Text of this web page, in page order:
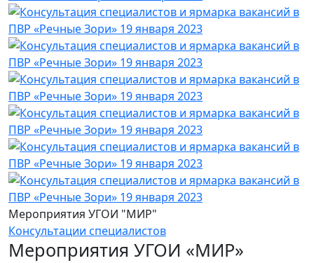
Мероприятия УГОИ "МИР"
Консультации специалистов
Мероприятия УГОИ «МИР»